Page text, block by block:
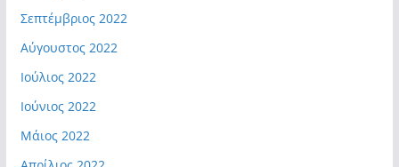
Σεπτέμβριος 2022
Αύγουστος 2022
Ιούλιος 2022
Ιούνιος 2022
Μάιος 2022